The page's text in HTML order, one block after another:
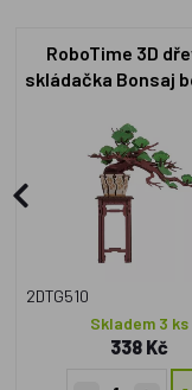
RoboTime 3D
skládačka Bonsaj
2DTG510
Skladem 3 ks
338 Kč